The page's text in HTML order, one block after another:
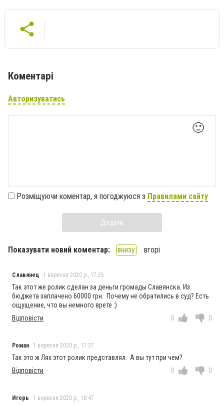
Коментарі
Авторизуватись
🙂
Розміщуючи коментар, я погоджуюся з Правилами сайту
Додати
Показувати новий коментар: внизу вгорі
Славянец 1 вересня 2020 р., 17:25
Так этот же ролик сделан за деньги громады Славянска. Из
бюджета заплачено 60000 грн. Почему не обратились в суд? Есть
ощущение, что вы немного врете :)
Відповісти
0 0
Роман 1 вересня 2020 р., 17:37
Так это ж Лях этот ролик представлял. А вы тут при чем?
Відповісти
0 0
Игорь 1 вересня 2020 р., 18:47